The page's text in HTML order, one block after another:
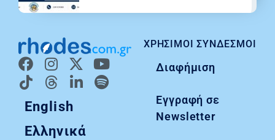
English
Ελληνικά
ΧΡΉΣΙΜΟΙ ΣΎΝΔΕΣΜΟΙ
Διαφήμιση
Εγγραφή σε
Newsletter